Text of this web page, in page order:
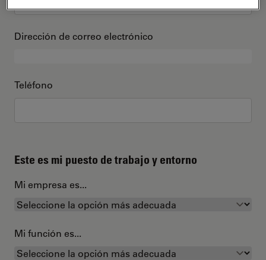
Dirección de correo electrónico
Teléfono
Este es mi puesto de trabajo y entorno
Mi empresa es...
Mi función es...